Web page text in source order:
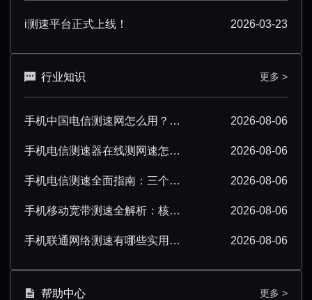
i测速平台正式上线！ 2026-03-23
行业知识 更多 >
手机中国电信测速网怎么用？超详细操作技巧分享 2026-08-06
手机电信测速器在线测网速怎么操作？超详细步骤分享 2026-08-06
手机电信测速全面指南：三个要点必须掌握 2026-08-06
手机移动宽带测速全解析：核心要点必须掌握 2026-08-06
手机联通网络测速有哪些实用技巧？看完就会 2026-08-06
帮助中心 更多 >